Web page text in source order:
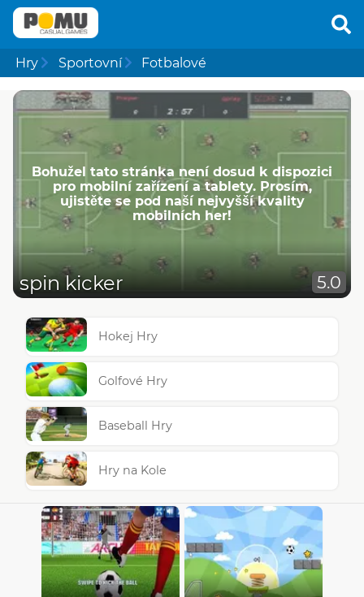
Hry Sportovní Fotbalové
Bohužel tato stránka není dosud k dispozici
pro mobilní zařízení a tablety. Prosím,
ujistěte se pod naší nejvyšší kvality
mobilních her!
spin kicker 5.0
Hokej Hry
Golfové Hry
Baseball Hry
Hry na Kole